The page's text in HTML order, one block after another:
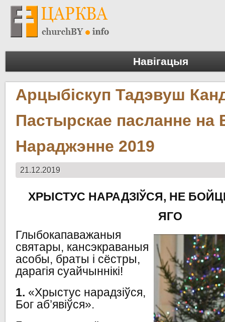
Навігацыя
Арцыбіскуп Тадэвуш
Пастырскае пасланне на
Нараджэнне 2019
21.12.2019
ХРЫСТУС НАРАДЗІЎСЯ, НЕ
ЯГО
Глыбокапаважаныя
святары, кансэкраваныя
асобы, браты і сёстры,
дарагія суайчыннікі!
1. «Хрыстус нарадзіўся,
Бог аб’явіўся».